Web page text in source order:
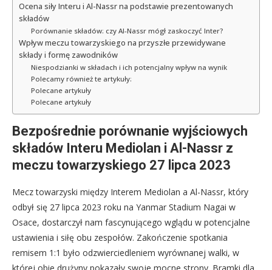
Ocena siły Interu i Al-Nassr na podstawie prezentowanych
składów
Porównanie składów: czy Al-Nassr mógł zaskoczyć Inter?
Wpływ meczu towarzyskiego na przyszłe przewidywane
składy i formę zawodników
Niespodzianki w składach i ich potencjalny wpływ na wynik
Polecamy również te artykuły:
Polecane artykuły
Polecane artykuły
Bezpośrednie porównanie wyjściowych
składów Interu Mediolan i Al-Nassr z
meczu towarzyskiego 27 lipca 2023
Mecz towarzyski między Interem Mediolan a Al-Nassr, który
odbył się 27 lipca 2023 roku na Yanmar Stadium Nagai w
Osace, dostarczył nam fascynującego wglądu w potencjalne
ustawienia i siłę obu zespołów. Zakończenie spotkania
remisem 1:1 było odzwierciedleniem wyrównanej walki, w